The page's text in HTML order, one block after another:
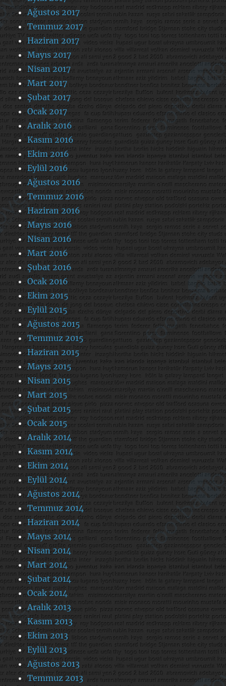
Ağustos 2017
Temmuz 2017
Haziran 2017
Mayıs 2017
Nisan 2017
Mart 2017
Şubat 2017
Ocak 2017
Aralık 2016
Kasım 2016
Ekim 2016
Eylül 2016
Ağustos 2016
Temmuz 2016
Haziran 2016
Mayıs 2016
Nisan 2016
Mart 2016
Şubat 2016
Ocak 2016
Ekim 2015
Eylül 2015
Ağustos 2015
Temmuz 2015
Haziran 2015
Mayıs 2015
Nisan 2015
Mart 2015
Şubat 2015
Ocak 2015
Aralık 2014
Kasım 2014
Ekim 2014
Eylül 2014
Ağustos 2014
Temmuz 2014
Haziran 2014
Mayıs 2014
Nisan 2014
Mart 2014
Şubat 2014
Ocak 2014
Aralık 2013
Kasım 2013
Ekim 2013
Eylül 2013
Ağustos 2013
Temmuz 2013